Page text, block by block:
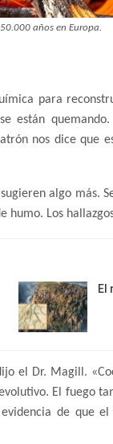
años en Europa.
para
están
nos dice que
algo más.
humo. Los
El
el Dr. Magill.
El fuego
de que